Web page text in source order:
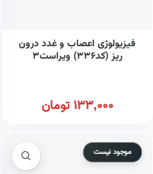
فیزیولوژی اعصاب و غدد درون
ریز (کد۳۳۶) ویراست۳
133,000تومان
موجود نیست